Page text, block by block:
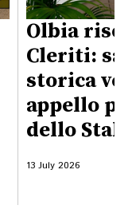
Olbia
Cleriti:
storica
appello
dello
13 July 2026